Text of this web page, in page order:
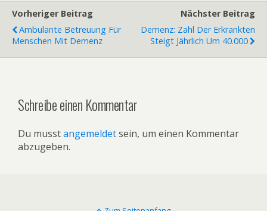
Vorheriger Beitrag
Ambulante Betreuung Für
Menschen Mit Demenz
Nächster Beitrag
Demenz: Zahl Der Erkrankten
Steigt Jährlich Um 40.000
Schreibe einen Kommentar
Du musstangemeldetsein, um einen Kommentar
abzugeben.